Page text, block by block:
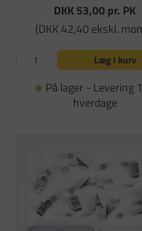
DKK 53,00pr. PK
(DKK 42,40 ekskl.
Læg i kurv
På lager - Levering
hverdage